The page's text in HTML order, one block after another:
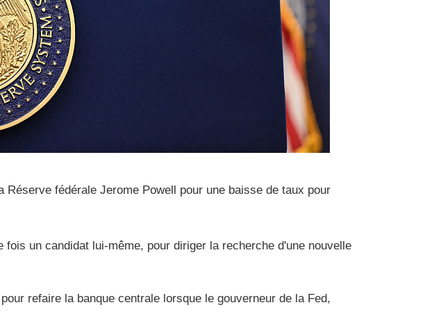
fédérale Jerome Powell pour une baisse de taux pour
un candidat lui-même, pour diriger la recherche d'une nouvelle
refaire la banque centrale lorsque le gouverneur de la Fed,